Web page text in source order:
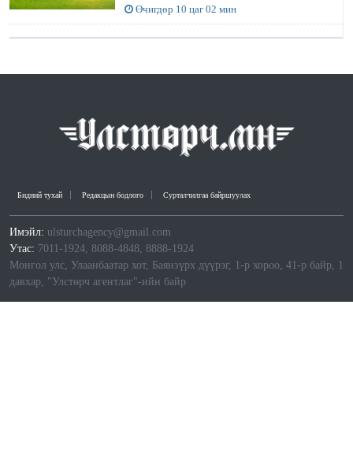
Өчигдөр 10 цаг 02 мин
Бидний тухай Редакцын бодлого Сурталчилгаа байршуулах
Имэйл: ulsturchagency@gmail.com
Утас: 7011-1924, 8088-4848, 8888-1924
Монгол улс, Улаанбаатар хот, Баянзүрх дүүрэг, 1-р хороо, 41-р байр, 1
давхар, "Улстөрч агентлаг"-ийн байр